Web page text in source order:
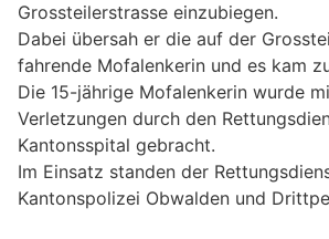
Grossteilerstrasse einzubiegen.
Dabei übersah er die auf der
fahrende Mofalenkerin und es kam
Die 15-jährige Mofalenkerin wurde
Verletzungen durch den
Kantonsspital gebracht.
Im Einsatz standen der
Kantonspolizei Obwalden und